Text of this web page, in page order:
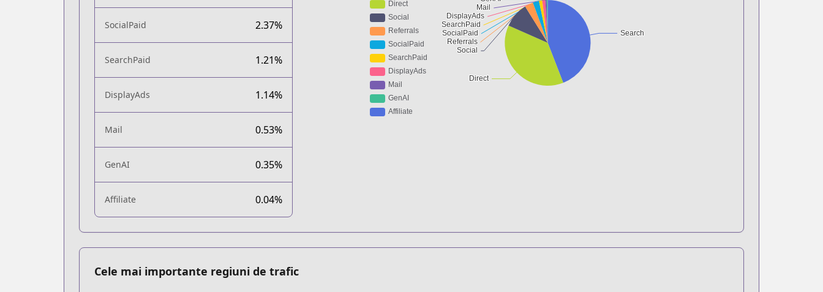
SocialPaid 2.37%
SearchPaid 1.21%
DisplayAds 1.14%
Mail 0.53%
GenAI 0.35%
Affiliate 0.04%
Cele mai importante regiuni de trafic